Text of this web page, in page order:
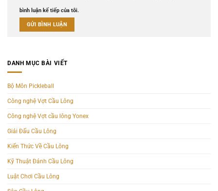
bình luận kế tiếp của tôi.
DANH MỤC BÀI VIẾT
Bộ Môn Pickleball
Công nghệ Vợt Cầu Lông
Công nghệ Vợt cầu lông Yonex
Giải Đấu Cầu Lông
Kiến Thức Về Cầu Lông
Kỹ Thuật Đánh Cầu Lông
Luật Chơi Cầu Lông